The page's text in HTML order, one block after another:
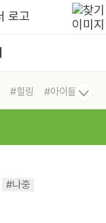
#힐링
#아이들
#나중